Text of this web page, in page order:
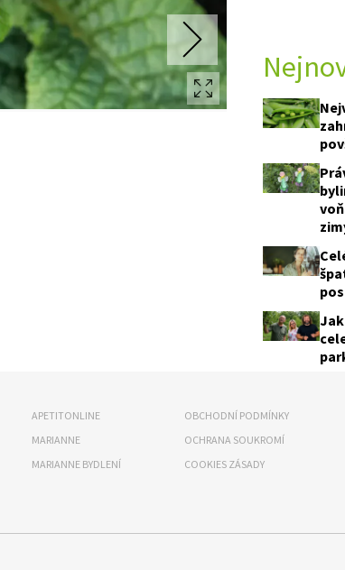
SOUTĚŽTE O CENY
APETITONLINE
MARIANNE
MARIANNE BYDLENÍ
OBCHODNÍ PODMÍNKY
OCHRANA SOUKROMÍ
COOKIES ZÁSADY